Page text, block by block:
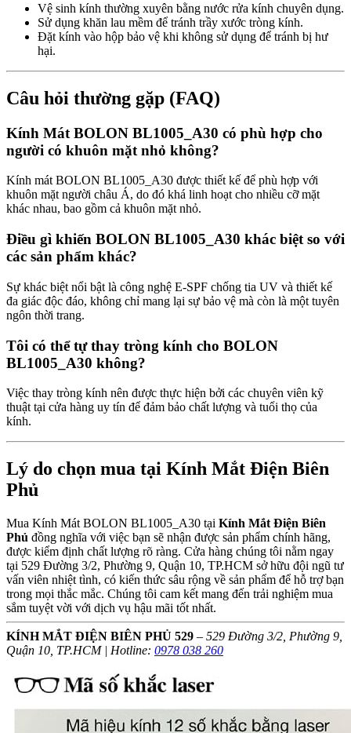
Vệ sinh kính thường xuyên bằng nước rửa kính chuyên dụng.
Sử dụng khăn lau mềm để tránh trầy xước tròng kính.
Đặt kính vào hộp bảo vệ khi không sử dụng để tránh bị hư
hại.
Câu hỏi thường gặp (FAQ)
Kính Mát BOLON BL1005_A30 có phù hợp cho
người có khuôn mặt nhỏ không?
Kính mát BOLON BL1005_A30 được thiết kế để phù hợp với
khuôn mặt người châu Á, do đó khá linh hoạt cho nhiều cỡ mặt
khác nhau, bao gồm cả khuôn mặt nhỏ.
Điều gì khiến BOLON BL1005_A30 khác biệt so với
các sản phẩm khác?
Sự khác biệt nổi bật là công nghệ E-SPF chống tia UV và thiết kế
đa giác độc đáo, không chỉ mang lại sự bảo vệ mà còn là một tuyên
ngôn thời trang.
Tôi có thể tự thay tròng kính cho BOLON
BL1005_A30 không?
Việc thay tròng kính nên được thực hiện bởi các chuyên viên kỹ
thuật tại cửa hàng uy tín để đảm bảo chất lượng và tuổi thọ của
kính.
Lý do chọn mua tại Kính Mắt Điện Biên
Phủ
Mua Kính Mát BOLON BL1005_A30 tại Kính Mắt Điện Biên
Phủ đồng nghĩa với việc bạn sẽ nhận được sản phẩm chính hãng,
được kiểm định chất lượng rõ ràng. Cửa hàng chúng tôi nằm ngay
tại 529 Đường 3/2, Phường 9, Quận 10, TP.HCM sở hữu đội ngũ tư
vấn viên nhiệt tình, có kiến thức sâu rộng về sản phẩm để hỗ trợ bạn
trong mọi thắc mắc. Chúng tôi cam kết mang đến trải nghiệm mua
sắm tuyệt vời với dịch vụ hậu mãi tốt nhất.
KÍNH MẮT ĐIỆN BIÊN PHỦ 529 – 529 Đường 3/2, Phường 9,
Quận 10, TP.HCM | Hotline: 0978 038 260